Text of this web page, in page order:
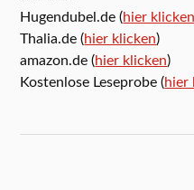
Hugendubel.de (hier klicken
Thalia.de (hier klicken)
amazon.de (hier klicken)
Kostenlose Leseprobe (hier